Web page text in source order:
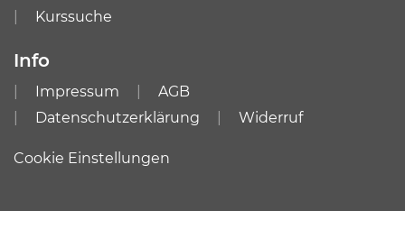
Kurssuche
Info
Impressum
AGB
Datenschutzerklärung
Widerruf
Cookie Einstellungen